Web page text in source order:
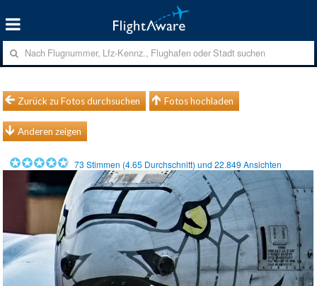
Zurück zu Fotos durchsuchen Fotos hochladen
Anderen zeigen
73 Stimmen (4.65 Durchschnitt) und22.849 Ansichten